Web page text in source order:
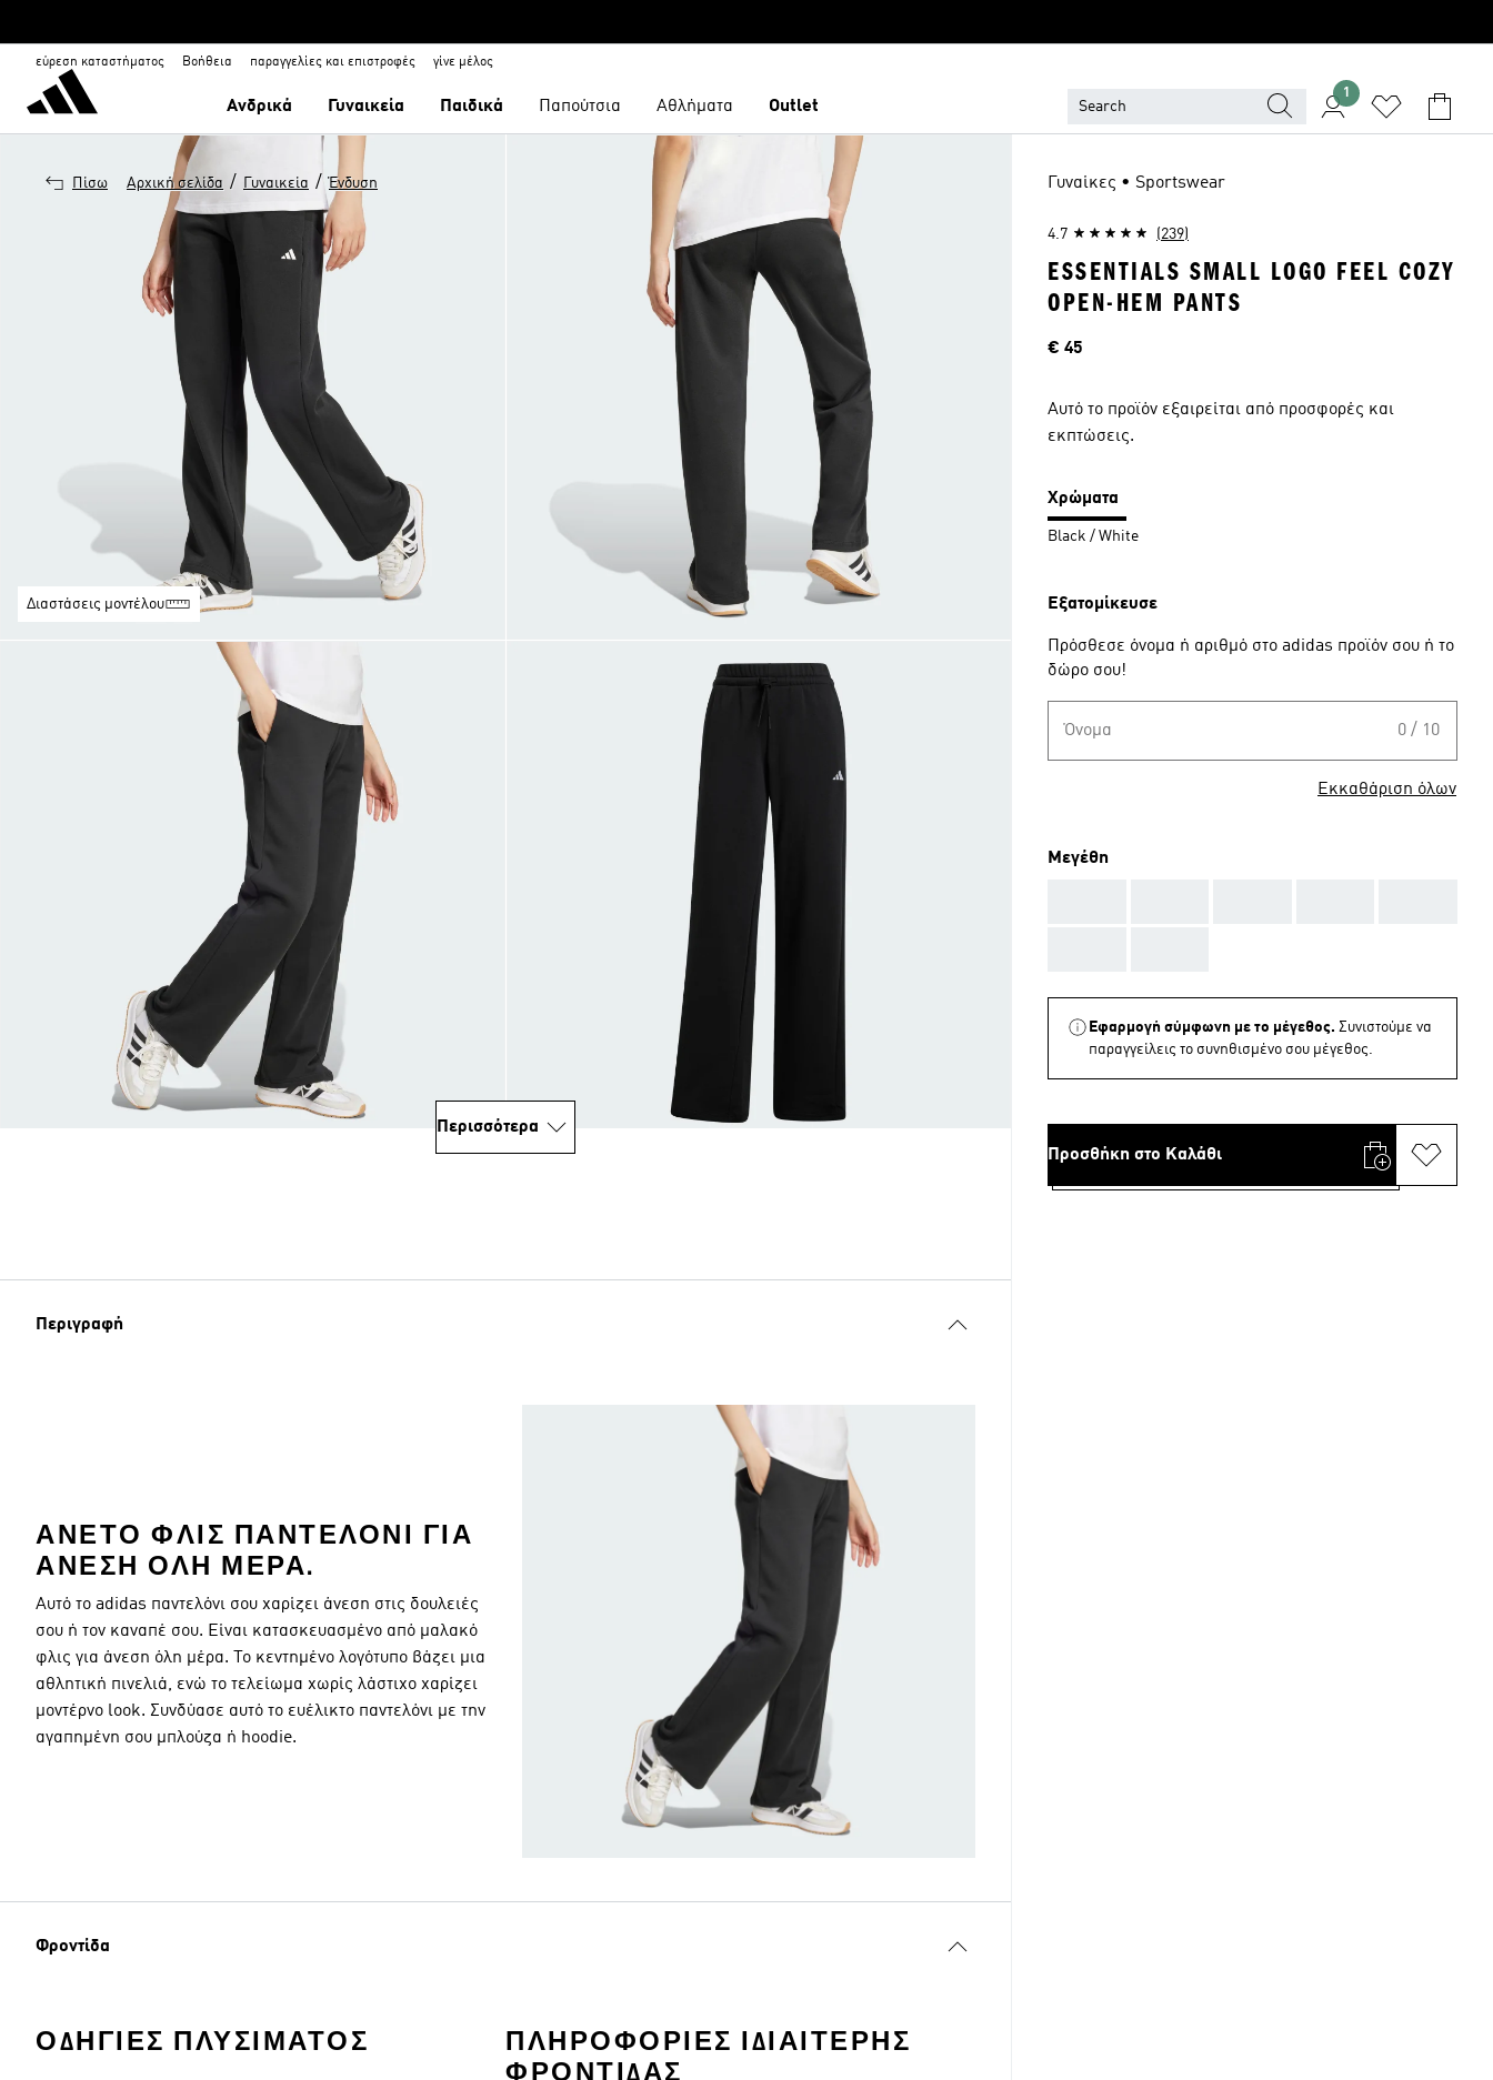
εύρεση καταστήματος Βοήθεια παραγγελίες και επιστροφές γίνε μέλος
Ανδρικά Γυναικεία Παιδικά Παπούτσια Αθλήματα Outlet
1
Πίσω Αρχική σελίδα / Γυναικεία / Ένδυση
Διαστάσεις μοντέλου
Περισσότερα
Περιγραφή
ΆΝΕΤΟ ΦΛΙΣ ΠΑΝΤΕΛΌΝΙ ΓΙΑ
ΆΝΕΣΗ ΌΛΗ ΜΈΡΑ.
Αυτό το adidas παντελόνι σου χαρίζει άνεση στις δουλειές
σου ή τον καναπέ σου. Είναι κατασκευασμένο από μαλακό
φλις για άνεση όλη μέρα. Το κεντημένο λογότυπο βάζει μια
αθλητική πινελιά, ενώ το τελείωμα χωρίς λάστιχο χαρίζει
μοντέρνο look. Συνδύασε αυτό το ευέλικτο παντελόνι με την
αγαπημένη σου μπλούζα ή hoodie.
Φροντίδα
ΟΔΗΓΊΕΣ ΠΛΥΣΊΜΑΤΟΣ
ΠΛΗΡΟΦΟΡΊΕΣ ΙΔΙΑΊΤΕΡΗΣ
ΦΡΟΝΤΊΔΑΣ
Γυναίκες • Sportswear
4.7 (239)
ESSENTIALS SMALL LOGO FEEL COZY
OPEN-HEM PANTS
Τιμή
€ 45
Αυτό το προϊόν εξαιρείται από προσφορές και
εκπτώσεις.
Χρώματα
Black / White
Εξατομίκευσε
Πρόσθεσε όνομα ή αριθμό στο adidas προϊόν σου ή το
δώρο σου!
Όνομα 0 / 10
Εκκαθάριση όλων
Μεγέθη
Εφαρμογή σύμφωνη με το μέγεθος. Συνιστούμε να
παραγγείλεις το συνηθισμένο σου μέγεθος.
Προσθήκη στο Καλάθι